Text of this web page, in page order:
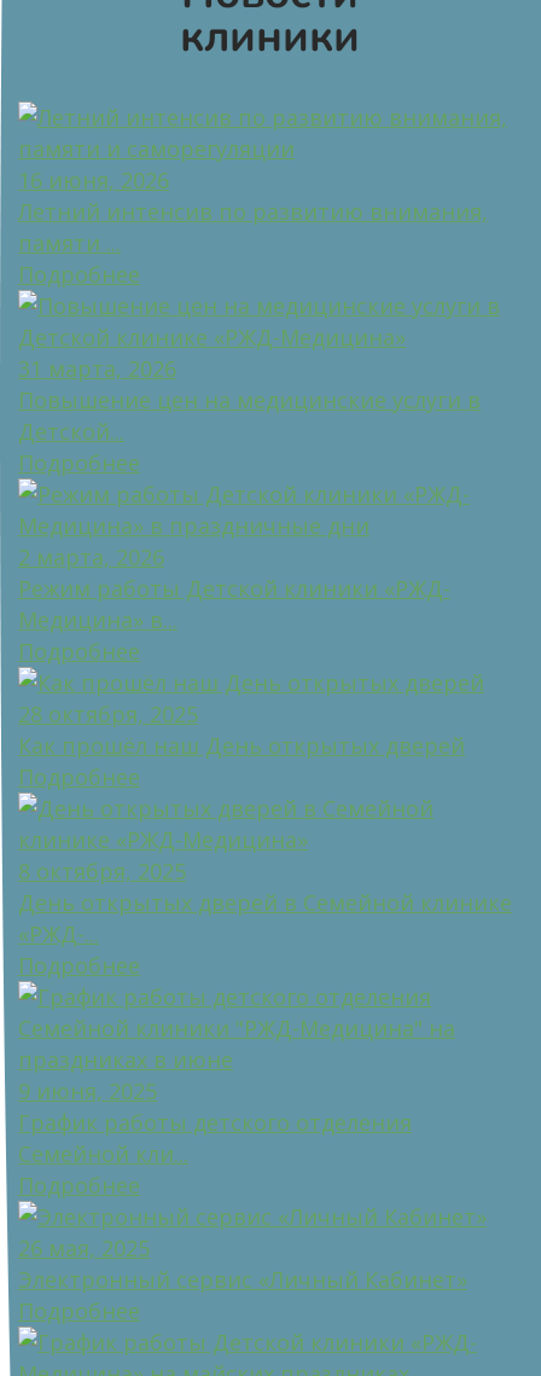
клиники
16 июня, 2026
Летний интенсив по развитию внимания,
памяти ...
Подробнее
31 марта, 2026
Повышение цен на медицинские услуги в
Детской...
Подробнее
2 марта, 2026
Режим работы Детской клиники «РЖД-
Медицина» в...
Подробнее
28 октября, 2025
Как прошёл наш День открытых дверей
Подробнее
8 октября, 2025
День открытых дверей в Семейной клинике
«РЖД-...
Подробнее
9 июня, 2025
График работы детского отделения
Семейной кли...
Подробнее
26 мая, 2025
Электронный сервис «Личный Кабинет»
Подробнее